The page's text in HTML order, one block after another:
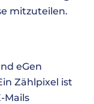
mitzuteilen.
eGen
Zählpixel ist
Mails